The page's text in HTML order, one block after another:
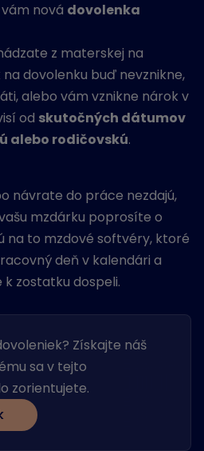
nová dovolenka
z materskej na
dovolenku buď nevznikne,
alebo vám vznikne nárok v
od skutočných dátumov
alebo rodičovskú.
návrate do práce nezdajú,
mzdárku poprosíte o
na to mzdové softvéry, ktoré
deň v kalendári a
k zostatku dospeli.
Získajte náš
sa v tejto
zorientujete.